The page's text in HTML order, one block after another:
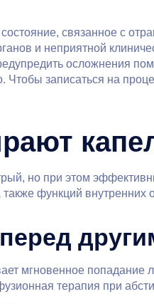
связанное с
и неприятной
осложнения
Чтобы записаться на
но при этом
функций внутренних
мгновенное
терапия при